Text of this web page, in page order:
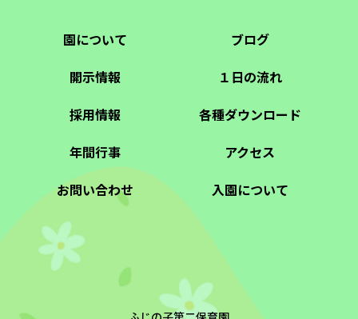
園について
ブログ
開示情報
１日の流れ
採用情報
各種ダウンロード
年間行事
アクセス
お問い合わせ
入園について